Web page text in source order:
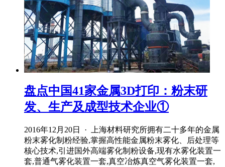
盘点中国41家金属3D打印：粉末研
发、生产及成型技术企业①
2016年12月20日 · 上海材料研究所拥有二十多年的金属
粉末雾化制粉经验,掌握高性能金属粉末雾化、后处理等
核心技术,引进国外高端雾化制粉设备,现有水雾化装置一
套,普通气雾化装置一套,真空冶炼真空气雾化装置一套,